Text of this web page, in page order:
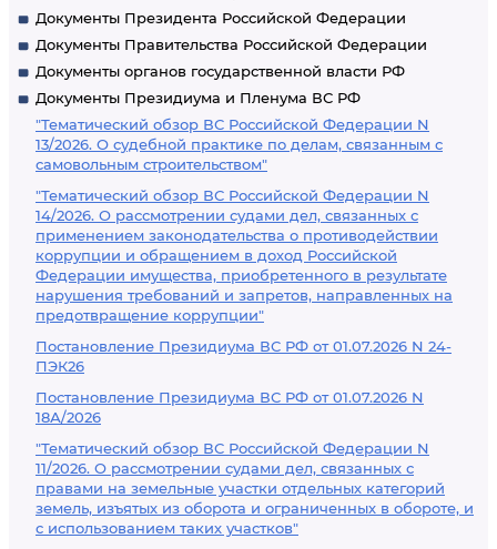
Документы Президента Российской Федерации
Документы Правительства Российской Федерации
Документы органов государственной власти РФ
Документы Президиума и Пленума ВС РФ
"Тематический обзор ВС Российской Федерации N
13/2026. О судебной практике по делам, связанным с
самовольным строительством"
"Тематический обзор ВС Российской Федерации N
14/2026. О рассмотрении судами дел, связанных с
применением законодательства о противодействии
коррупции и обращением в доход Российской
Федерации имущества, приобретенного в результате
нарушения требований и запретов, направленных на
предотвращение коррупции"
Постановление Президиума ВС РФ от 01.07.2026 N 24-
ПЭК26
Постановление Президиума ВС РФ от 01.07.2026 N
18А/2026
"Тематический обзор ВС Российской Федерации N
11/2026. О рассмотрении судами дел, связанных с
правами на земельные участки отдельных категорий
земель, изъятых из оборота и ограниченных в обороте, и
с использованием таких участков"